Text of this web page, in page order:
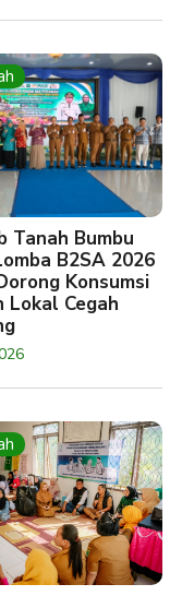
Tanah Bumbu
B2SA 2026
Konsumsi
Lokal Cegah